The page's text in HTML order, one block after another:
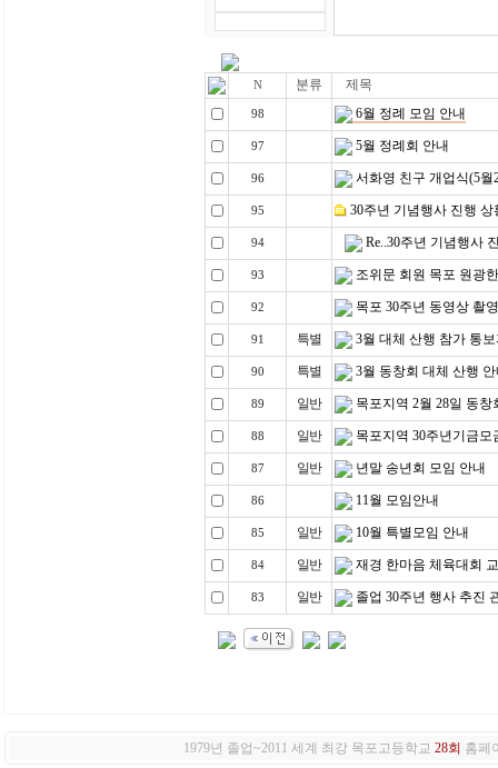
N 분류 제목
98 6월 정례 모임 안내
97 5월 정례회 안내
96 서화영 친구 개업식(5월
95 30주년 기념행사 진행 상
94 Re..30주년 기념행사
93 조위문 회원 목포 원광
92 목포 30주년 동영상 촬
91 특별 3월 대체 산행 참가 통
90 특별 3월 동창회 대체 산행
89 일반 목포지역 2월 28일 동창
88 일반 목포지역 30주년기금모
87 일반 년말 송년회 모임 안내
86 11월 모임안내
85 일반 10월 특별모임 안내
84 일반 재경 한마음 체육대회
83 일반 졸업 30주년 행사 추진
1979년 졸업~2011 세계 최강 목포고등학교 28회 홈페